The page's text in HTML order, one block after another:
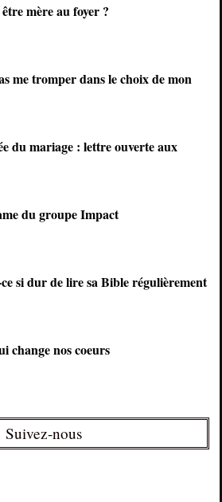
mère au foyer ?
me tromper dans le choix de mon
du mariage : lettre ouverte aux
du groupe Impact
si dur de lire sa Bible régulièrement
change nos coeurs
Suivez-nous